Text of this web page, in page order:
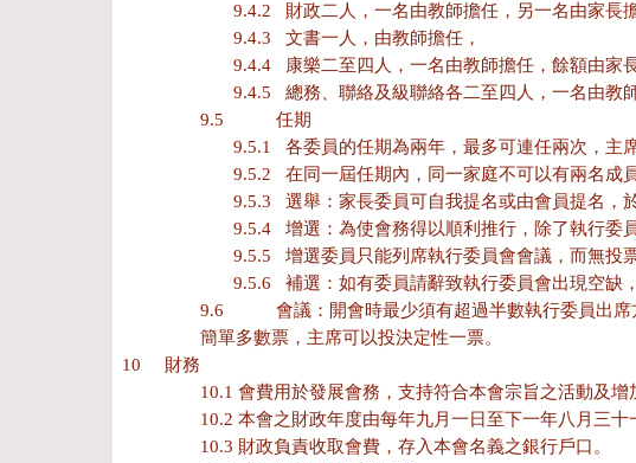
9.4.2 財政二人，一名由教師擔任，另一名由家長
9.4.3 文書一人，由教師擔任，
9.4.4 康樂二至四人，一名由教師擔任，餘額由家
9.4.5 總務、聯絡及級聯絡各二至四人，一名由教
9.5
任期
9.5.1 各委員的任期為兩年，最多可連任兩次，主
9.5.2 在同一屆任期內，同一家庭不可以有兩名成
9.5.3 選舉：家長委員可自我提名或由會員提名，
9.5.4 增選：為使會務得以順利推行，除了執
9.5.5 增選委員只能列席執行委員會會議，而無投
9.5.6 補選：如有委員請辭致執行委員會出現空缺
9.6
會議：開會時最少須有超過半數執行委員出
簡單多數票，主席可以投決定性一票。
10 財務
10.1 會費用於發展會務，支持符合本會宗旨之活動及增
10.2 本會之財政年度由每年九月一日至下一年八月三十
10.3 財政負責收取會費，存入本會名義之銀行戶口。